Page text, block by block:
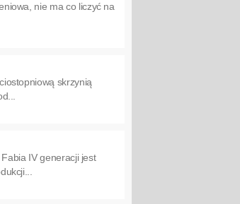
nie ma co liczyć na
skrzynią
IV generacji jest